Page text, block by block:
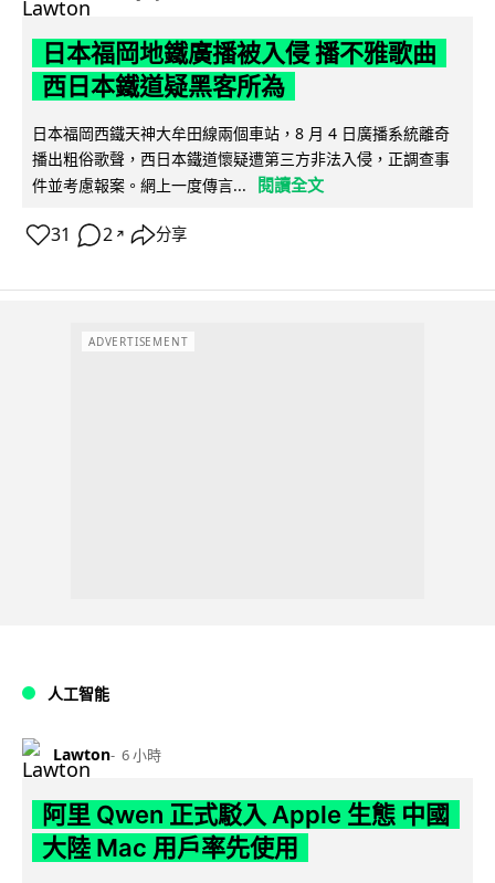
日本福岡地鐵廣播被入侵 播不雅歌曲
西日本鐵道疑黑客所為
日本福岡西鐵天神大牟田線兩個車站，8 月 4 日廣播系統離奇
播出粗俗歌聲，西日本鐵道懷疑遭第三方非法入侵，正調查事
件並考慮報案。網上一度傳言...
閱讀全文
31 2 ↗ 分享
ADVERTISEMENT
人工智能
Lawton 6 小時
阿里 Qwen 正式駁入 Apple 生態 中國
大陸 Mac 用戶率先使用